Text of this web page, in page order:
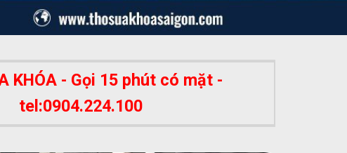
KHÓA - Gọi 15 phút có mặt -
tel:0904.224.100